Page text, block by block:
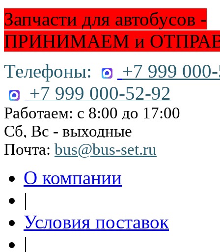
Запчасти для автобусов -
ПРИНИМАЕМ и
Телефоны:
+7 999
+7 999 000-52-92
Работаем: с 8:00 до 17:00
Сб, Вс - выходные
Почта: bus@bus-set.ru
О компании
|
Условия поставок
|